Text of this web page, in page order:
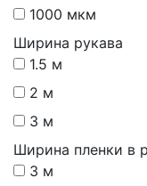
1000 мкм
Ширина рукава
1.5 м
2 м
3 м
Ширина пленки в
3 м